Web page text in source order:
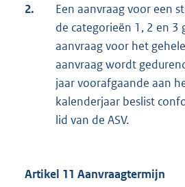
2.
Een aanvraag voor een
de categorieën 1, 2 en 3
aanvraag voor het
aanvraag wordt
jaar voorafgaande aan
kalenderjaar beslist
lid van de ASV.
Artikel 11 Aanvraagtermijn